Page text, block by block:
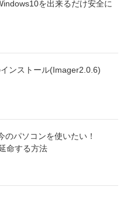
を出来るだけ安全に
ンストール(Imager2.0.6)
パソコンを使いたい！
命する方法